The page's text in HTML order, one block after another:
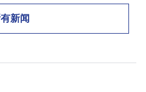
前夫为女儿的婚礼准备的
新闻